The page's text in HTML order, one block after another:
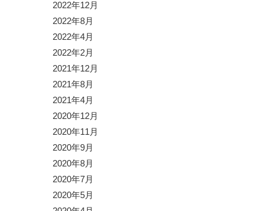
2022年12月
2022年8月
2022年4月
2022年2月
2021年12月
2021年8月
2021年4月
2020年12月
2020年11月
2020年9月
2020年8月
2020年7月
2020年5月